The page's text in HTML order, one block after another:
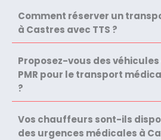
Comment réserver un
à Castres avec TTS ?
Proposez-vous des
PMR pour le transport
?
Vos chauffeurs sont-ils
des urgences médicales à